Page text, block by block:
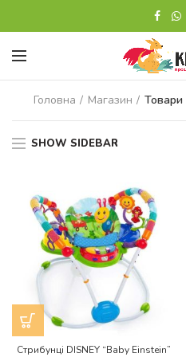
Головна Магазин Товари
SHOW SIDEBAR
Стрибунці DISNEY “Baby Einstein”